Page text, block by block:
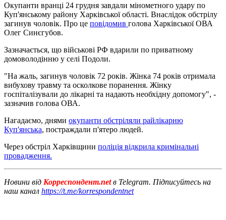
Окупанти вранці 24 грудня завдали мінометного удару по
Куп'янському району Харківської області. Внаслідок обстрілу
загинув чоловік. Про це повідомив голова Харківської ОВА
Олег Синєгубов.
Зазначається, що військові РФ вдарили по приватному
домоволодінню у селі Подоли.
"На жаль, загинув чоловік 72 років. Жінка 74 років отримала
вибухову травму та осколкове поранення. Жінку
госпіталізували до лікарні та надають необхідну допомогу", -
зазначив голова ОВА.
Нагадаємо, днями окупанти обстріляли райлікарню
Куп'янська, постраждали п'ятеро людей.
Через обстріл Харківщини поліція відкрила кримінальні
провадження.
Новини від Корреспондент.netв Telegram. Підписуйтесь на
наш канал https://t.me/korrespondentnet